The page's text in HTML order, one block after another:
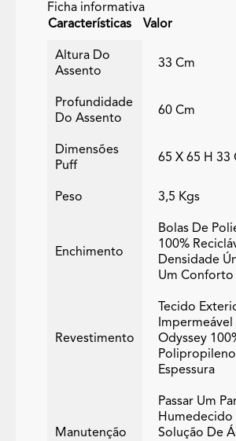
Ficha informativa
Características
Valor
Altura Do
Assento
33 Cm
Profundidade
Do Assento
60 Cm
Dimensões
Puff
65 X 65 H 33
Peso 3,5 Kgs
Enchimento
Bolas De
100%
Densidade
Um Conforto
Revestimento
Tecido
Odyssey
Espessura
Manutenção
Passar Um
Humedecido
Solução De